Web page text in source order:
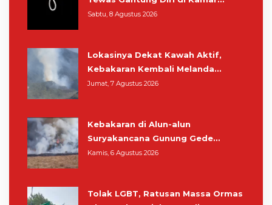
Mandi
Sabtu, 8 Agustus 2026
Lokasinya Dekat Kawah Aktif,
Kebakaran Kembali Melanda
Kawasan Gunung Gede Pangrango
Jumat, 7 Agustus 2026
Kebakaran di Alun-alun
Suryakancana Gunung Gede
Pangrango, Relawan dan Warga
Kamis, 6 Agustus 2026
Tolak LGBT, Ratusan Massa Ormas